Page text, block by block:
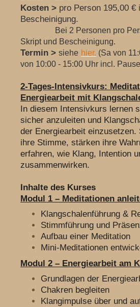
Kosten > pro Person 195,00 €
Bescheinigung.
Bei 2 Personen pro
Skript und Bescheinigung.
Termin > siehe hier. (Sa von
von 10:00 - 15:00 Uhr incl.
2-Tages-Intensivkurs:
Energiearbeit mit
In diesem Intensivkurs lernen
sicher anzuleiten und
der Energiearbeit einzusetzen.
ihre Stimme, stärken ihre
erfahren, wie Klang, Intention
zusammenwirken.
Inhalte des Kurses
Modul 1 – Meditationen
Klangschalenführung &
Stimmführung und
Aufbau einer Meditation
Mini-Meditationen
Modul 2 – Energiearbeit am
Grundlagen der
Chakren begleiten
Klangimpulse über und